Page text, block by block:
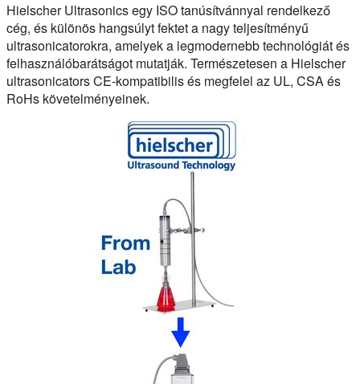
Hielscher Ultrasonics egy ISO tanúsítvánnyal rendelkező
cég, és különös hangsúlyt fektet a nagy teljesítményű
ultrasonicatorokra, amelyek a legmodernebb technológiát és
felhasználóbarátságot mutatják. Természetesen a Hielscher
ultrasonicators CE-kompatibilis és megfelel az UL, CSA és
RoHs követelményeinek.